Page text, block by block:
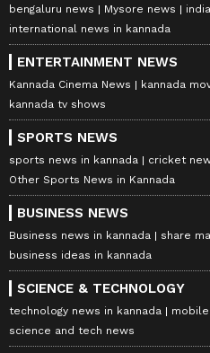
bengaluru news
Mysore news
international news in kannada
ENTERTAINMENT NEWS
Kannada Cinema News kannada
kannada tv shows
SPORTS NEWS
sports news in kannada
cricket
Other Sports News in Kannada
BUSINESS NEWS
Business news in kannada
share
business ideas in kannada
SCIENCE & TECHNOLOGY
technology news in kannada
science and tech news